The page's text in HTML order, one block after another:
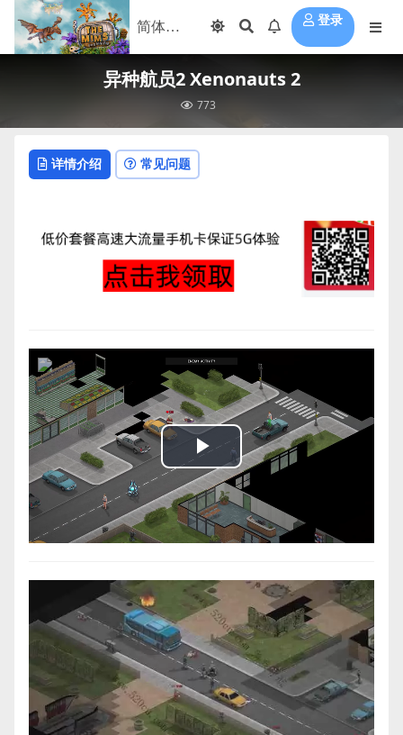
登录
异种航员2 Xenonauts 2
773
详情介绍 常见问题
Play
Video